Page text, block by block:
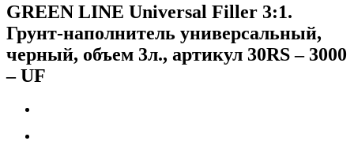
GREEN LINE Universal Filler 3:1.
Грунт-наполнитель универсальный,
черный, объем 3л., артикул 30RS – 3000
– UF